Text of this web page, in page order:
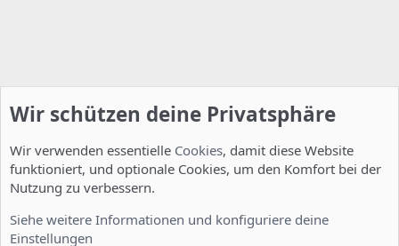
Wir schützen deine Privatsphäre
Wir verwenden essentielle Cookies, damit diese Website
funktioniert, und optionale Cookies, um den Komfort bei der
Nutzung zu verbessern.
Siehe weitere Informationen und konfiguriere deine
Einstellungen